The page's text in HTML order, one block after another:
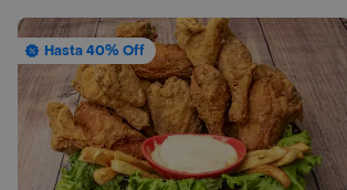
Hasta 40% Off